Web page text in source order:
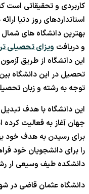
کاربردی و تحقیقاتی است
استانداردهای روز دنیا
بهترین دانشگاه های
و دریافت ویزای تحصیلی
این دانشگاه از طریق
توجه به رشته و زبان
این دانشگاه با هدف
جهان آغاز به فعالیت
برای رسیدن به هدف خود
دانشکده طیف وسیعی ار
دانشگاه عثمان قاضی در